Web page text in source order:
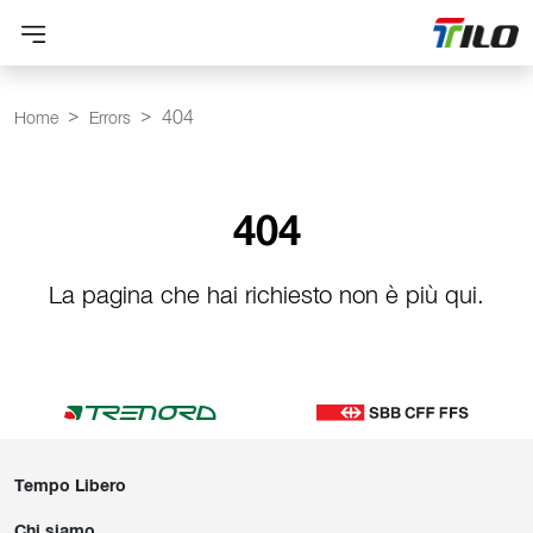
Home Errors 404
404
La pagina che hai richiesto non è più qui.
Tempo Libero